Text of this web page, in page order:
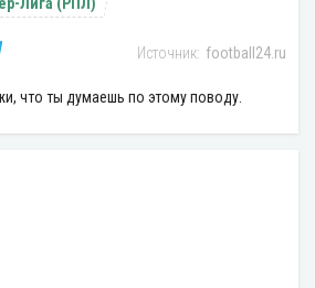
football24.ru
что ты думаешь по этому поводу.